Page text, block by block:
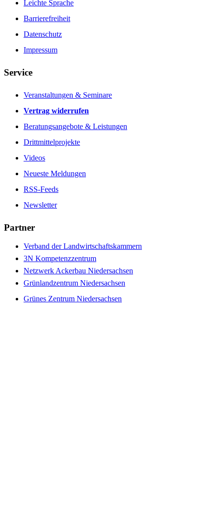
Leichte Sprache
Barrierefreiheit
Datenschutz
Impressum
Service
Veranstaltungen & Seminare
Vertrag widerrufen
Beratungsangebote & Leistungen
Drittmittelprojekte
Videos
Neueste Meldungen
RSS-Feeds
Newsletter
Partner
Verband der Landwirtschaftskammern
3N Kompetenzzentrum
Netzwerk Ackerbau Niedersachsen
Grünlandzentrum Niedersachsen
Grünes Zentrum Niedersachsen